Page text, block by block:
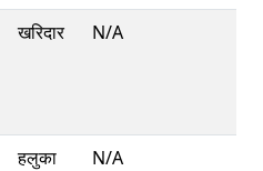
खरिदार N/A
हलुका
N/A